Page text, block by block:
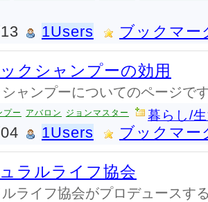
1Users ブックマー
クシャンプーの効用
ャンプーについてのページで
プー アバロン ジョンマスター 暮らし/
1Users ブックマー
ラルライフ協会
ライフ協会がプロデュースす